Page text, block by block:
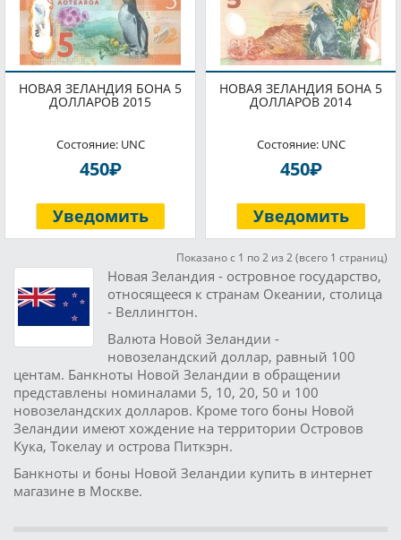
НОВАЯ ЗЕЛАНДИЯ БОНА 5
ДОЛЛАРОВ 2015
Состояние: UNC
450P
Уведомить
НОВАЯ ЗЕЛАНДИЯ БОНА 5
ДОЛЛАРОВ 2014
Состояние: UNC
450P
Уведомить
Показано с 1 по 2 из 2 (всего 1 страниц)
Новая Зеландия - островное государство,
относящееся к странам Океании, столица
- Веллингтон.
Валюта Новой Зеландии -
новозеландский доллар, равный 100
центам. Банкноты Новой Зеландии в обращении
представлены номиналами 5, 10, 20, 50 и 100
новозеландских долларов. Кроме того боны Новой
Зеландии имеют хождение на территории Островов
Кука, Токелау и острова Питкэрн.
Банкноты и боны Новой Зеландии купить в интернет
магазине в Москве.